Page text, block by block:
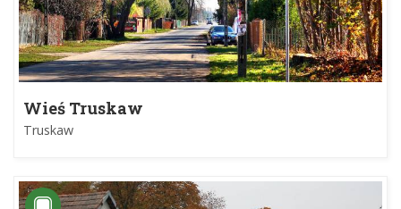
Wieś Truskaw
Truskaw